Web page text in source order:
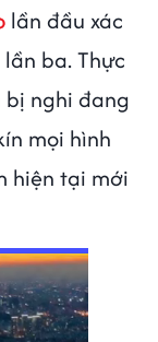
lần đầu xác
ba. Thực
nghi đang
mọi hình
hiện tại mới